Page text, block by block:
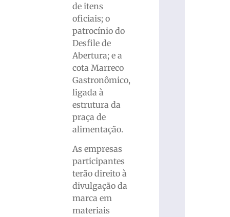
de itens
oficiais; o
patrocínio do
Desfile de
Abertura; e a
cota Marreco
Gastronômico,
ligada à
estrutura da
praça de
alimentação.
As empresas
participantes
terão direito à
divulgação da
marca em
materiais